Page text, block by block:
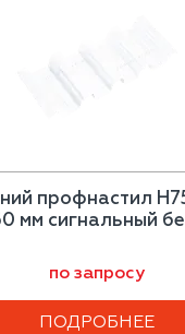
профнастил
мм сигнальный
по запросу
ПОДРОБНЕЕ